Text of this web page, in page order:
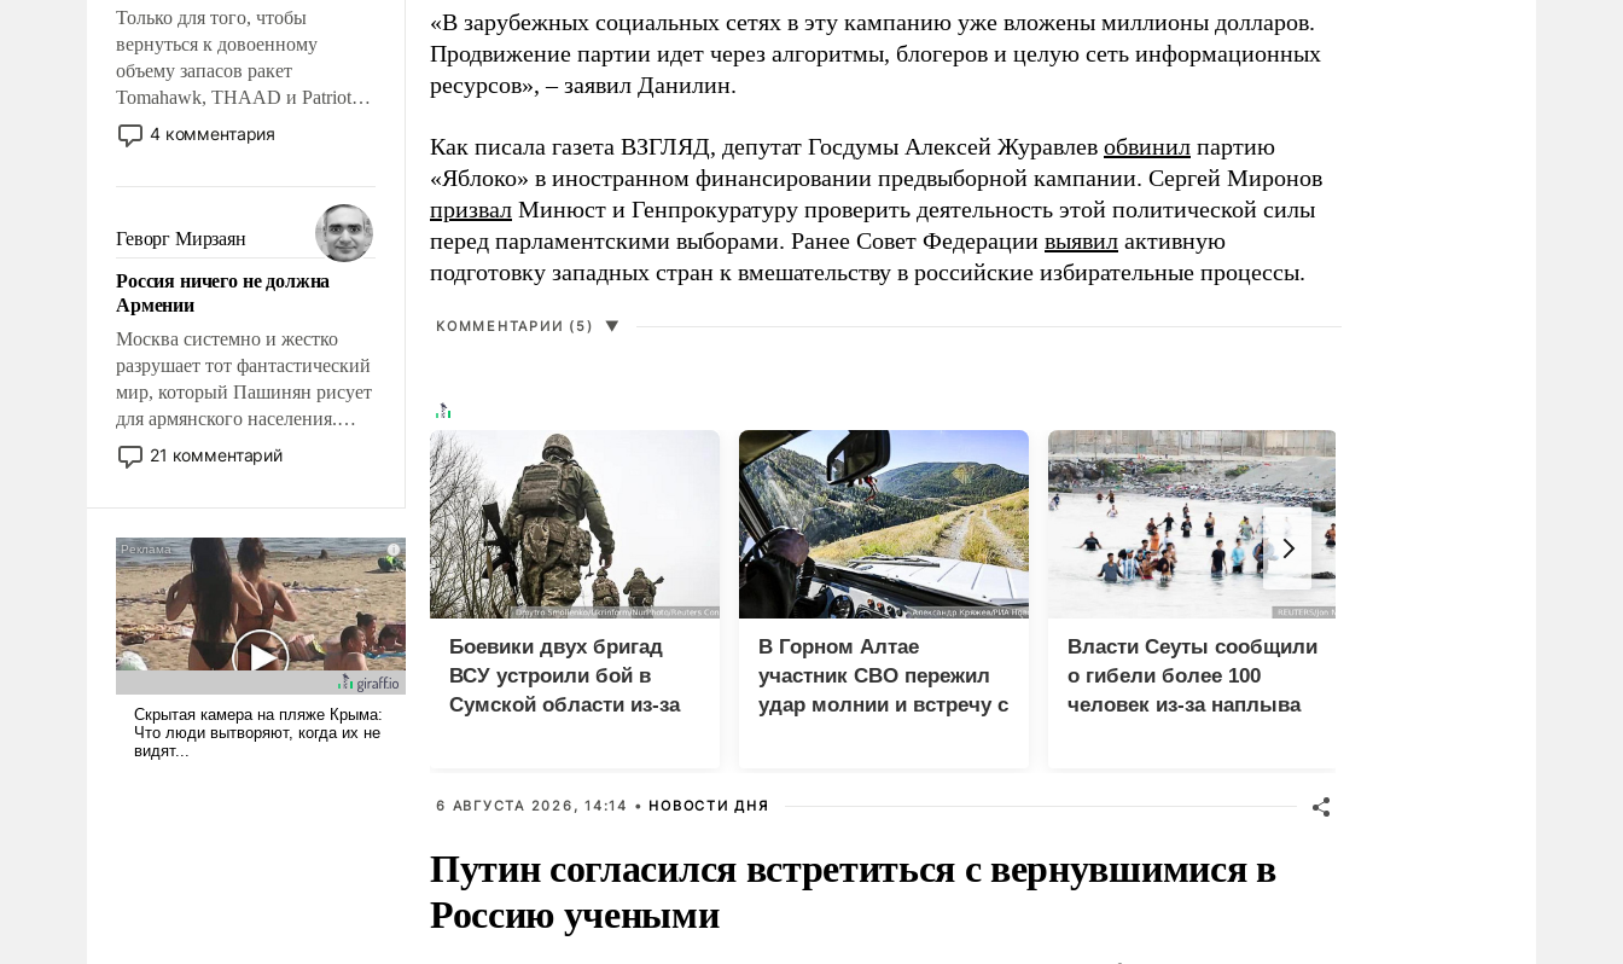
Только для того, чтобы
вернуться к довоенному
объему запасов ракет
Tomahawk, THAAD и Patriot
США потребуется более трех
лет. Даже небольшая война с
Сложившаяся ситуация
означает многолетний период
уязвимости США, например,
перед Китаем.
4 комментария
Геворг Мирзаян
Россия ничего не должна
Армении
Москва системно и жестко
разрушает тот фантастический
мир, который Пашинян рисует
для армянского населения.
Мир, где политические
прожекты будут безусловно
налогоплательщиков и где
Еревану за свои поступки не
нужно отвечать.
21 комментарий
«В зарубежных социальных сетях в эту кампанию уже вложены миллионы долларов.
Продвижение партии идет через алгоритмы, блогеров и целую сеть информационных
ресурсов», – заявил Данилин.
Как писала газета ВЗГЛЯД, депутат Госдумы Алексей Журавлев обвинил партию
«Яблоко» в иностранном финансировании предвыборной кампании. Сергей Миронов
призвал Минюст и Генпрокуратуру проверить деятельность этой политической силы
перед парламентскими выборами. Ранее Совет Федерации выявил активную
подготовку западных стран к вмешательству в российские избирательные процессы.
КОММЕНТАРИИ (5) ▼
Боевики двух бригад
ВСУ устроили бой в
Сумской области из-за
В Горном Алтае
участник СВО пережил
удар молнии и встречу с
Власти Сеуты сообщили
о гибели более 100
человек из-за наплыва
6 АВГУСТА 2026, 14:14 • НОВОСТИ ДНЯ
Путин согласился встретиться с вернувшимися в
Россию учеными